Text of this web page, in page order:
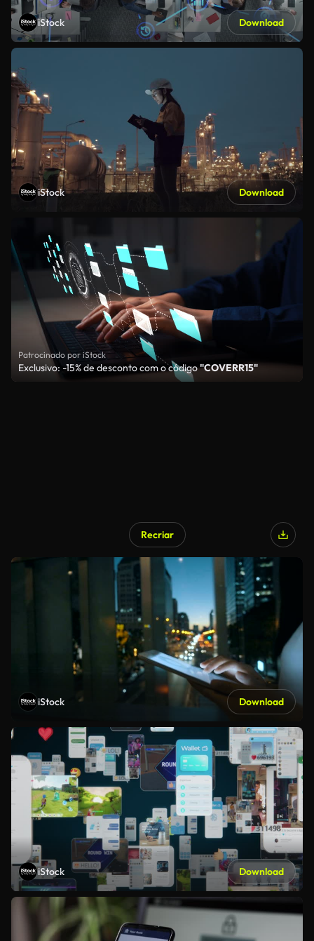
iStock Download
iStock Download
Patrocinado por iStock
Exclusivo: -15% de desconto com o código"COVERR15"
Recriar
iStock Download
iStock Download